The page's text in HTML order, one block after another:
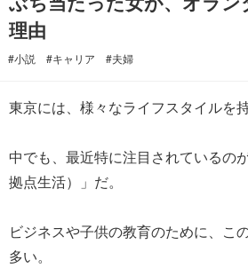
理由
#小説 #キャリア #夫婦
東京には、様々なライフスタイルを
中でも、最近特に注目されているの
拠点生活）」だ。
ビジネスや子供の教育のために、こ
多い。